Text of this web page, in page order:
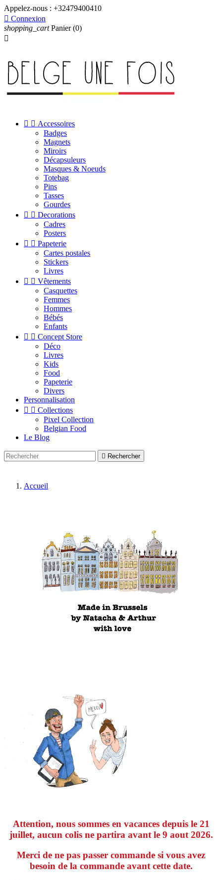
Appelez-nous : +32479400410
 Connexion
shopping_cart Panier (0)

  Accessoires
Badges
Magnets
Miroirs
Décapsuleurs
Masques & Noeuds
Totebag
Pins
Tasses
Gourdes
  Decorations
Cadres
Posters
  Papeterie
Cartes postales
Stickers
Livres
  Vêtements
Casquettes
Femmes
Hommes
Bébés
Enfants
  Concept Store
Déco
Livres
Kids
Food
Papeterie
Divers
Personnalisation
  Collections
Pixel Collection
Belgian Food
Le Blog
 Rechercher
Accueil
Attention, nous sommes en vacances depuis le 21
juillet, aucun colis ne partira avant le 9 aout 2026.
Merci de ne pas passer commande si vous avez
besoin de la commande avant cette date.